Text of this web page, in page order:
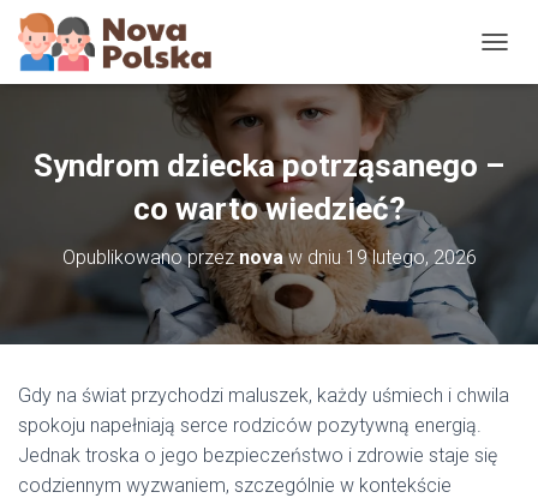
R
G
J
Syndrom dziecka potrząsanego –
co warto wiedzieć?
Opublikowano przeznovaw dniu 19 lutego, 2026
Gdy na świat przychodzi maluszek, każdy uśmiech i chwila
spokoju napełniają serce rodziców pozytywną energią.
Jednak troska o jego bezpieczeństwo i zdrowie staje się
codziennym wyzwaniem, szczególnie w kontekście